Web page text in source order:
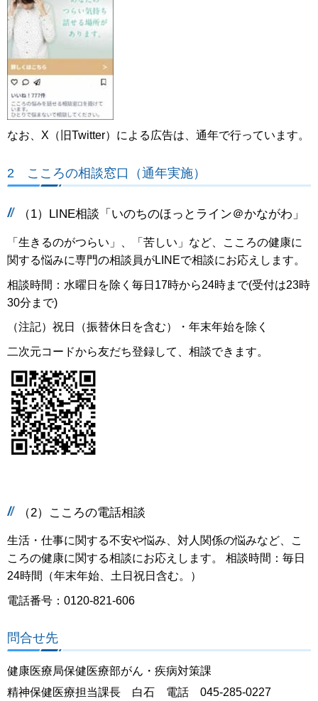
なお、X（旧Twitter）による広告は、通年で行っています。
2 こころの相談窓口（通年実施）
（1）LINE相談「いのちのほっとライン＠かながわ」
「生きるのがつらい」、「苦しい」など、こころの健康に
関する悩みに専門の相談員がLINEで相談にお応えします。
相談時間：水曜日を除く毎日17時から24時まで(受付は23時
30分まで)
（注記）祝日（振替休日を含む）・年末年始を除く
二次元コードから友だち登録して、相談できます。
（2）こころの電話相談
生活・仕事に関する不安や悩み、対人関係の悩みなど、こ
ころの健康に関する相談にお応えします。 相談時間：毎日
24時間（年末年始、土日祝日含む。）
電話番号：0120-821-606
問合せ先
健康医療局保健医療部がん・疾病対策課
精神保健医療担当課長 白石 電話 045-285-0227